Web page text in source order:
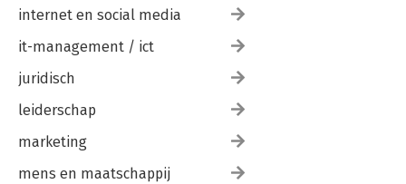
internet en social media
it-management / ict
juridisch
leiderschap
marketing
mens en maatschappij